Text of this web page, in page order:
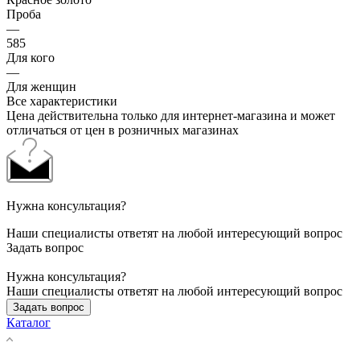
Проба
—
585
Для кого
—
Для женщин
Все характеристики
Цена действительна только для интернет-магазина и может
отличаться от цен в розничных магазинах
Нужна консультация?
Наши специалисты ответят на любой интересующий вопрос
Задать вопрос
Нужна консультация?
Наши специалисты ответят на любой интересующий вопрос
Задать вопрос
Каталог